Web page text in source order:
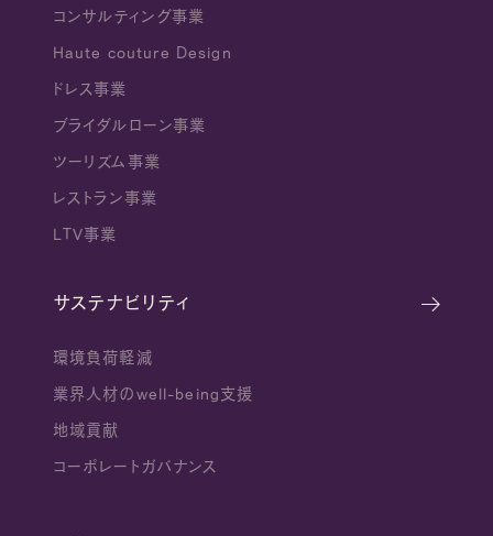
コンサルティング事業
Haute couture Design
ドレス事業
ブライダルローン事業
ツーリズム事業
レストラン事業
LTV事業
サステナビリティ
環境負荷軽減
業界人材のwell-being支援
地域貢献
コーポレートガバナンス